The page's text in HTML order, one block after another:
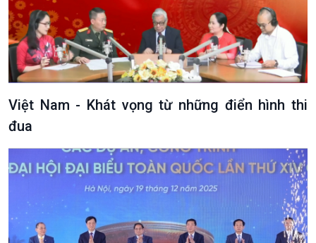
Văn hoá & Du lịch Multimedia
Việt Nam - Khát vọng từ những điển hình thi
đua